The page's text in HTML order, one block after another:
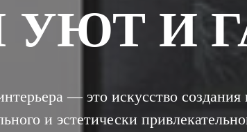
УЮТ И
— это искусство создания
и эстетически